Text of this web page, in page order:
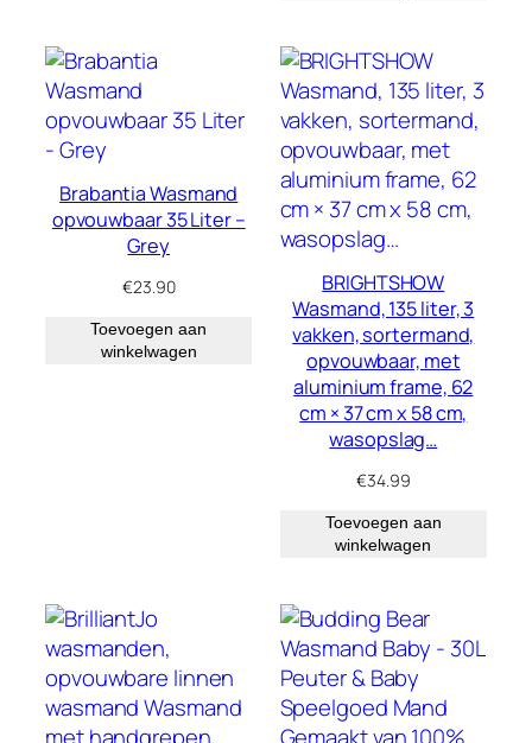
Brabantia Wasmand
opvouwbaar 35 Liter –
Grey
€23.90
Toevoegen aan
winkelwagen
BRIGHTSHOW
Wasmand, 135 liter, 3
vakken, sortermand,
opvouwbaar, met
aluminium frame, 62
cm × 37 cm x 58 cm,
wasopslag…
€34.99
Toevoegen aan
winkelwagen